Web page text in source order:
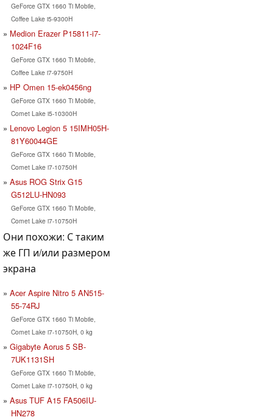
GeForce GTX 1660 Ti Mobile,
Coffee Lake i5-9300H
Medion Erazer P15811-i7-
1024F16
GeForce GTX 1660 Ti Mobile,
Coffee Lake i7-9750H
HP Omen 15-ek0456ng
GeForce GTX 1660 Ti Mobile,
Comet Lake i5-10300H
Lenovo Legion 5 15IMH05H-
81Y60044GE
GeForce GTX 1660 Ti Mobile,
Comet Lake i7-10750H
Asus ROG Strix G15
G512LU-HN093
GeForce GTX 1660 Ti Mobile,
Comet Lake i7-10750H
Они похожи: С таким
же ГП и/или размером
экрана
Acer Aspire Nitro 5 AN515-
55-74RJ
GeForce GTX 1660 Ti Mobile,
Comet Lake i7-10750H, 0 kg
Gigabyte Aorus 5 SB-
7UK1131SH
GeForce GTX 1660 Ti Mobile,
Comet Lake i7-10750H, 0 kg
Asus TUF A15 FA506IU-
HN278